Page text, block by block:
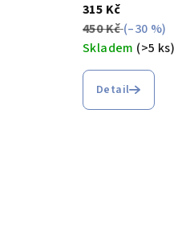
315 Kč
450 Kč(–30 %)
Skladem (>5 ks)
Detail